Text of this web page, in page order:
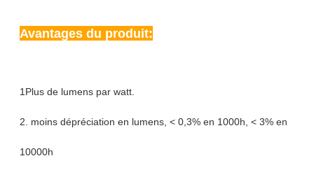
Avantages du produit:
1Plus de lumens par watt.
2. moins dépréciation en lumens, < 0,3% en 1000h, < 3% en
10000h